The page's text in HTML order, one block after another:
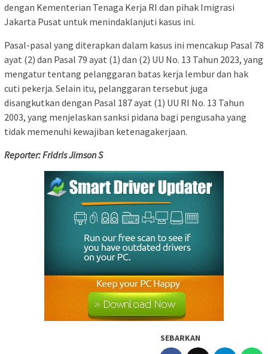
dengan Kementerian Tenaga Kerja RI dan pihak Imigrasi
Jakarta Pusat untuk menindaklanjuti kasus ini.
Pasal-pasal yang diterapkan dalam kasus ini mencakup Pasal 78
ayat (2) dan Pasal 79 ayat (1) dan (2) UU No. 13 Tahun 2023, yang
mengatur tentang pelanggaran batas kerja lembur dan hak
cuti pekerja. Selain itu, pelanggaran tersebut juga
disangkutkan dengan Pasal 187 ayat (1) UU RI No. 13 Tahun
2003, yang menjelaskan sanksi pidana bagi pengusaha yang
tidak memenuhi kewajiban ketenagakerjaan.
Reporter: Fridris Jimson S
SEBARKAN